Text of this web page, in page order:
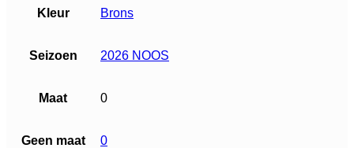
Kleur Brons
Seizoen 2026 NOOS
Maat 0
Geen maat 0